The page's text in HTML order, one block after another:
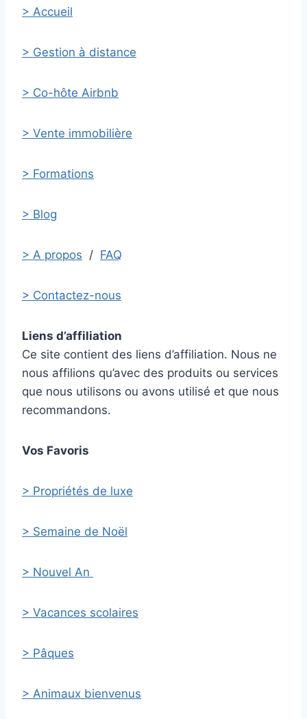
> Accueil
> Gestion à distance
> Co-hôte Airbnb
> Vente immobilière
> Formations
> Blog
> A propos / FAQ
> Contactez-nous
Liens d’affiliation
Ce site contient des liens d’affiliation. Nous ne
nous affilions qu’avec des produits ou services
que nous utilisons ou avons utilisé et que nous
recommandons.
Vos Favoris
> Propriétés de luxe
> Semaine de Noël
> Nouvel An
> Vacances scolaires
> Pâques
> Animaux bienvenus